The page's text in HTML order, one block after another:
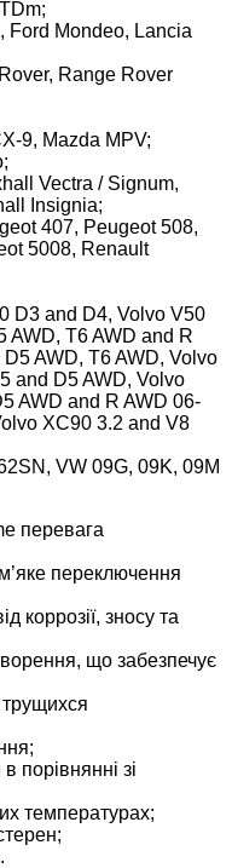
Mondeo, Lancia
Range Rover
9, Mazda MPV;
Vectra / Signum,
Insignia;
407, Peugeot 508,
5008, Renault
D3 and D4, Volvo V50
AWD, T6 AWD and R
AWD, T6 AWD, Volvo
and D5 AWD, Volvo
AWD and R AWD 06-
XC90 3.2 and V8
VW 09G, 09K, 09M
перевага
переключення
коррозії, зносу та
що забезпечує
порівнянні зі
температурах;